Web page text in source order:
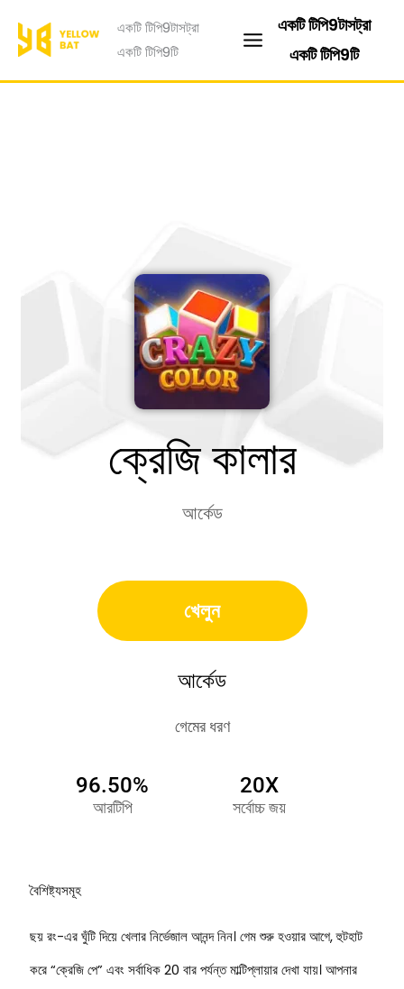
主
একটি টিপি9টাসট্রা
একটি টিপি9টি
একটি টিপি9টাসট্রা
একটি টিপি9টি
ক্রেজি কালার
আর্কেড
খেলুন
আর্কেড
গেমের ধরণ
96.50%
আরটিপি
20X
সর্বোচ্চ জয়
বৈশিষ্ট্যসমূহ
ছয় রং-এর ঘুঁটি দিয়ে খেলার নির্ভেজাল আনন্দ নিন। গেম শুরু হওয়ার আগে, হুটহাট
করে “ক্রেজি পে” এবং সর্বাধিক 20 বার পর্যন্ত মাল্টিপ্লায়ার দেখা যায়। আপনার